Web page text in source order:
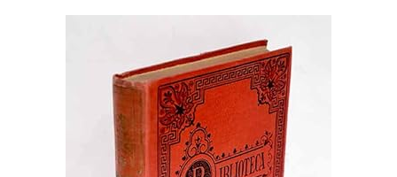
Colecciones
Arte y coleccionismo
Comenzar a vender